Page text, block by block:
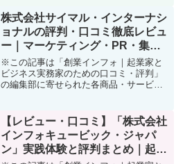
届ければいいのかわからない」「海外販
路開拓のノウハウやネッ...
株式会社サイマル・インターナシ
ョナルの評判・口コミ徹底レビュ
ー｜マーケティング・PR・集客
に本気の個人事業主、起業家こそ
注目したい「言葉のプロ集団」
※この記事は「創業インフォ｜起業家と
ビジネス実務家のための口コミ・評判」
の編集部に寄せられた各商品・サービス
チャンスを逃していませんか？」 グロー
バル化が加速するな...
【レビュー・口コミ】「株式会社
インフォキュービック・ジャパ
ン」実践体験と評判まとめ｜起業